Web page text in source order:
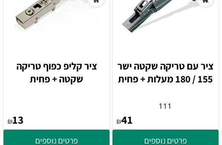
ציר עם טריקה שקטה ישר
155 / 180 מעלות + פחית
111
₪41
פרטים נוספים
ציר קליפ כפוף טריקה
שקטה + פחית
₪13
פרטים נוספים